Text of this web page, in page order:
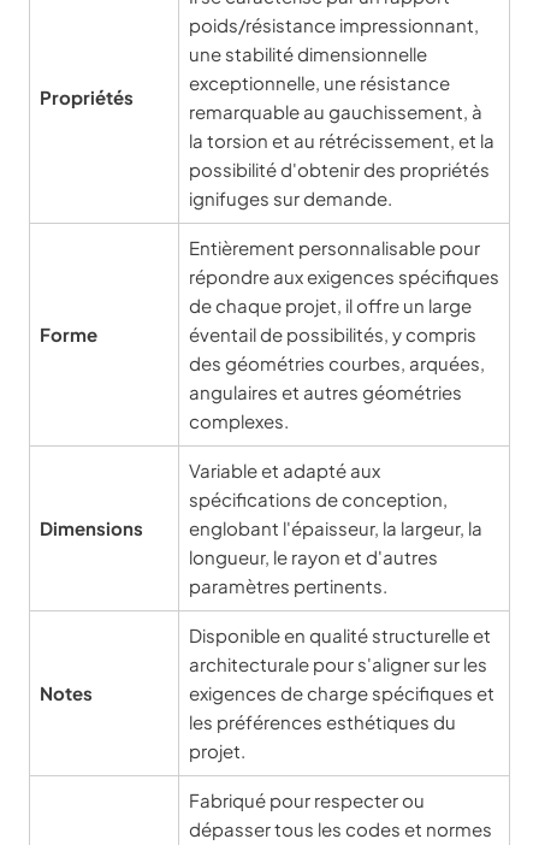
Propriétés
poids/résistance impressionnant,
une stabilité dimensionnelle
exceptionnelle, une résistance
remarquable au gauchissement, à
la torsion et au rétrécissement, et la
possibilité d'obtenir des propriétés
ignifuges sur demande.
Forme
Entièrement personnalisable pour
répondre aux exigences spécifiques
de chaque projet, il offre un large
éventail de possibilités, y compris
des géométries courbes, arquées,
angulaires et autres géométries
complexes.
Dimensions
Variable et adapté aux
spécifications de conception,
englobant l'épaisseur, la largeur, la
longueur, le rayon et d'autres
paramètres pertinents.
Notes
Disponible en qualité structurelle et
architecturale pour s'aligner sur les
exigences de charge spécifiques et
les préférences esthétiques du
projet.
Fabriqué pour respecter ou
dépasser tous les codes et normes